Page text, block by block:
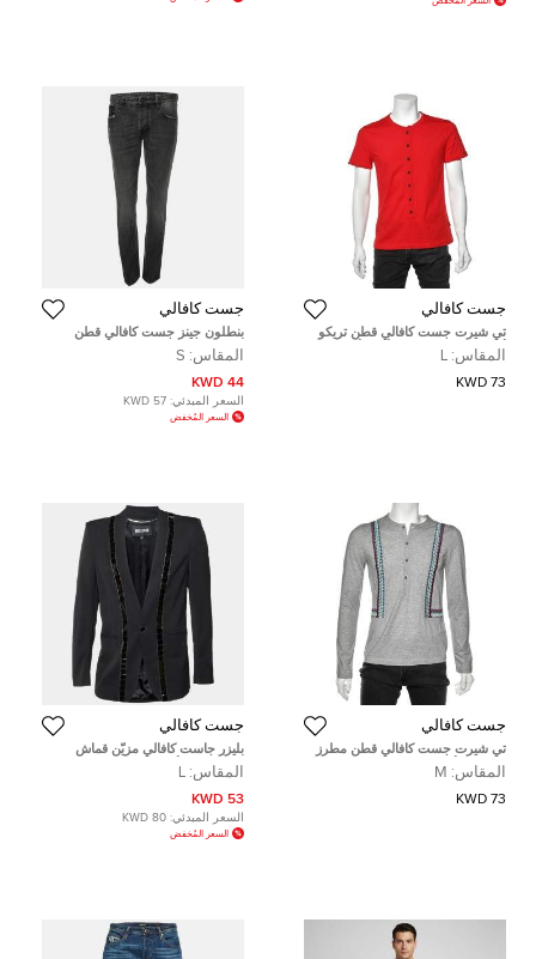
جست كافالي
تي شيرت جست كافالي قطن تريكو
أحمر مطرز بالشعار وبأزرار أمامية
مقاس كبير - لارج
المقاس: L
73 KWD
جست كافالي
بنطلون جينز جست كافالي قطن
رمادي بقصة ضيقة - صغير
المقاس: S
44 KWD
السعر المبدئي: 57 KWD
السعر المُخفض
جست كافالي
تي شيرت جست كافالي قطن مطرز
رصاصي بأكمام طويلة مقاس متوسط
- ميديوم
المقاس: M
73 KWD
جست كافالي
بليزر جاست كافالي مزيّن قماش
صوف مزيج أسود مقاس كبير
المقاس: L
53 KWD
السعر المبدئي: 80 KWD
السعر المُخفض